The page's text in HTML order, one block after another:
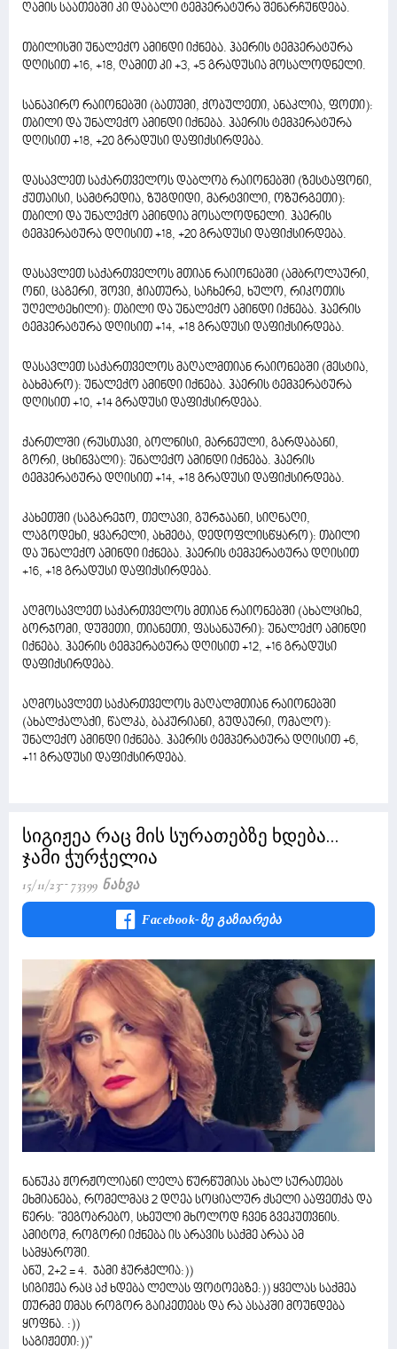
ღამის საათებში კი დაბალი ტემპერატურა შენარჩუნდება.
თბილისში უნალექო ამინდი იქნება. ჰაერის ტემპერატურა
დღისით +16, +18, ღამით კი +3, +5 გრადუსია მოსალოდნელი.
სანაპირო რაიონებში (ბათუმი, ქობულეთი, ანაკლია, ფოთი):
თბილი და უნალექო ამინდი იქნება. ჰაერის ტემპერატურა
დღისით +18, +20 გრადუსი დაფიქსირდება.
დასავლეთ საქართველოს დაბლობ რაიონებში (ზესტაფონი,
ქუთაისი, სამტრედია, ზუგდიდი, მარტვილი, ოზურგეთი):
თბილი და უნალექო ამინდია მოსალოდნელი. ჰაერის
ტემპერატურა დღისით +18, +20 გრადუსი დაფიქსირდება.
დასავლეთ საქართველოს მთიან რაიონებში (ამბროლაური,
ონი, ცაგერი, შოვი, ჭიათურა, საჩხერე, ხულო, რიკოთის
უღელტეხილი): თბილი და უნალექო ამინდი იქნება. ჰაერის
ტემპერატურა დღისით +14, +18 გრადუსი დაფიქსირდება.
დასავლეთ საქართველოს მაღალმთიან რაიონებში (მესტია,
ბახმარო): უნალექო ამინდი იქნება. ჰაერის ტემპერატურა
დღისით +10, +14 გრადუსი დაფიქსირდება.
ქართლში (რუსთავი, ბოლნისი, მარნეული, გარდაბანი,
გორი, ცხინვალი): უნალექო ამინდი იქნება. ჰაერის
ტემპერატურა დღისით +14, +18 გრადუსი დაფიქსირდება.
კახეთში (საგარეჯო, თელავი, გურჯაანი, სიღნაღი,
ლაგოდეხი, ყვარელი, ახმეტა, დედოფლისწყარო): თბილი
და უნალექო ამინდი იქნება. ჰაერის ტემპერატურა დღისით
+16, +18 გრადუსი დაფიქსირდება.
აღმოსავლეთ საქართველოს მთიან რაიონებში (ახალციხე,
ბორჯომი, დუშეთი, თიანეთი, ფასანაური): უნალექო ამინდი
იქნება. ჰაერის ტემპერატურა დღისით +12, +16 გრადუსი
დაფიქსირდება.
აღმოსავლეთ საქართველოს მაღალმთიან რაიონებში
(ახალქალაქი, წალკა, ბაკურიანი, გუდაური, ომალო):
უნალექო ამინდი იქნება. ჰაერის ტემპერატურა დღისით +6,
+11 გრადუსი დაფიქსირდება.
სიგიჟეა რაც მის სურათებზე ხდება...
ჯამი ჭურჭელია
15/11/23 73399 Ნახვა
Facebook-Ზე Გაზიარება
ნანუკა ჟორჟოლიანი ლელა წურწუმიას ახალ სურათებს
ეხმიანება, რომელმაც 2 დღეა სოციალურ ქსელი ააფეთქა და
წერს: ''მეგობრებო, სხეული მხოლოდ ჩვენ გვეკუთვნის.
ამიტომ, როგორი იქნება ის არავის საქმე არაა ამ
სამყაროში.
ანუ, 2+2 = 4. ჯამი ჭურჭელია:))
სიგიჟეა რაც აქ ხდება ლელას ფოტოებზე:)) ყველას საქმეა
თურმე თმას როგორ გაიკეთებს და რა ასაკში მოუნდება
ყოფნა. :))
საგიჟეთი:))''